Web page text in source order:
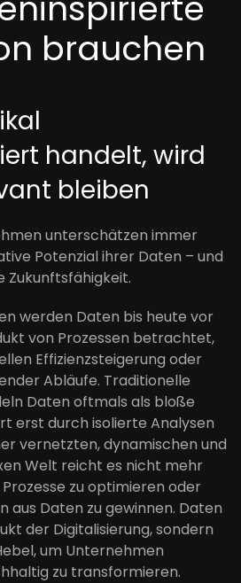
brauchen
handelt, wird
bleiben
unterschätzen immer
Potenzial ihrer Daten – und
Zukunftsfähigkeit.
werden Daten bis heute vor
von Prozessen betrachtet,
Effizienzsteigerung oder
Abläufe. Traditionelle
Daten oftmals als bloße
erst durch isolierte Analysen
vernetzten, dynamischen und
Welt reicht es nicht mehr
zu optimieren oder
aus Daten zu gewinnen. Daten
der Digitalisierung, sondern
um Unternehmen
zu transformieren.